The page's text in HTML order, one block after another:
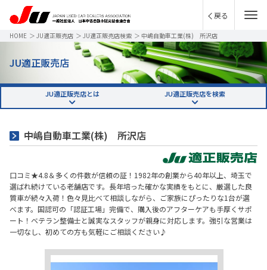
戻る
HOME ＞ JU適正販売店 ＞ JU適正販売店検索 ＞ 中嶋自動車工業(株) 所沢店
JU適正販売店
JU適正販売店とは JU適正販売店を検索
中嶋自動車工業(株) 所沢店
口コミ★4.8＆多くの件数が信頼の証！1982年の創業から40年以上、埼玉で
選ばれ続けている老舗店です。長年培った確かな実績をもとに、厳選した良
質車が続々入荷！色々見比べて相談しながら、ご家族にぴったりな1台が選
べます。国認可の「認証工場」完備で、購入後のアフターケアも手厚くサポ
ート！ベテラン整備士と誠実なスタッフが親身に対応します。強引な営業は
一切なし、初めての方も気軽にご相談ください♪